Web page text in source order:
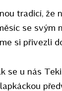
tradicí,
se
si přivezli
se u nás